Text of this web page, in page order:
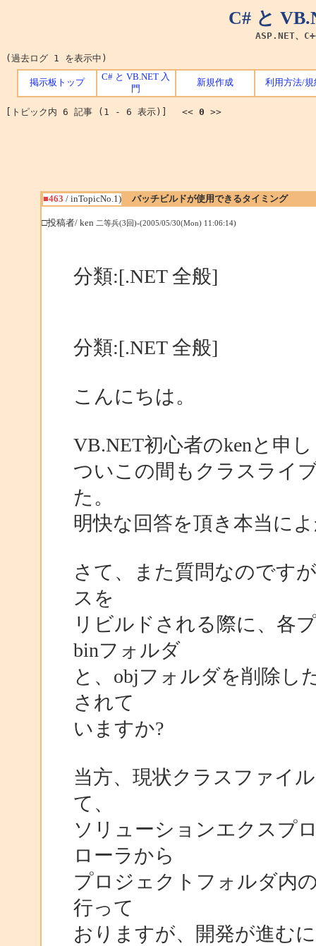
C# と
ASP.NET、
(過去ログ 1 を表示中)
掲示板トップ
C# と VB.NET 入
門
新規作成 利用方法/規
[トピック内 6 記事 (1 - 6 表示)] << 0 >>
■463 / inTopicNo.1) バッチビルドが使用できるタイミング
□投稿者/ ken 二等兵(3回)-(2005/05/30(Mon) 11:06:14)
分類:[.NET 全般]
分類:[.NET 全般]
こんにちは。
VB.NET初心者のkenと申
ついこの間もクラスライ
た。
明快な回答を頂き本当に
さて、また質問なのです
スを
リビルドされる際に、各
binフォルダ
と、objフォルダを削除し
されて
いますか?
当方、現状クラスファイ
て、
ソリューションエクスプ
ローラから
プロジェクトフォルダ内
行って
おりますが、開発が進む